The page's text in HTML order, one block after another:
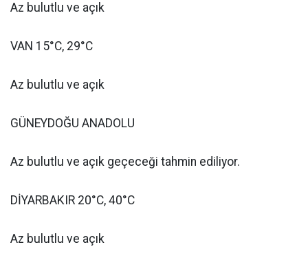
Az bulutlu ve açık
VAN 15°C, 29°C
Az bulutlu ve açık
GÜNEYDOĞU ANADOLU
Az bulutlu ve açık geçeceği tahmin ediliyor.
DİYARBAKIR 20°C, 40°C
Az bulutlu ve açık